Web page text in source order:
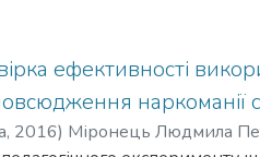
проаналізовано
дослідження
в учнів
дистанційного навчання.
ефективності
наркоманії
, 2016) Міронець Людмила